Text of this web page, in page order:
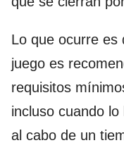
Lo que ocurre es
juego es
requisitos
incluso cuando
al cabo de un